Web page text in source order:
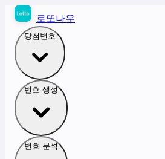
로또나우
당첨번호
번호 생성
번호 분석